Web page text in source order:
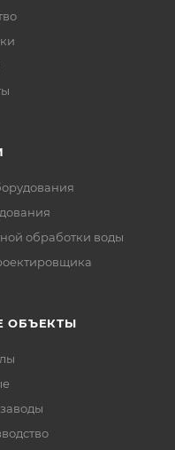
обработки воды
ОБЪЕКТЫ